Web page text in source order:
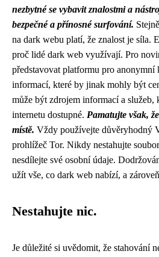
nezbytné se vybavit znalostmi a
bezpečné a přínosné surfování.
na dark webu platí, že znalost je síla.
proč lidé dark web využívají. Pro
představovat platformu pro anonymní
informací, které by jinak mohly být
může být zdrojem informací a služeb,
internetu dostupné. Pamatujte však,
místě. Vždy používejte důvěryhodný
prohlížeč Tor. Nikdy nestahujte
nesdílejte své osobní údaje.
užít vše, co dark web nabízí, a
Nestahujte nic.
Je důležité si uvědomit, že stahování